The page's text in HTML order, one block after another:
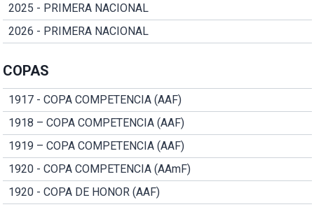
2025 - PRIMERA NACIONAL
2026 - PRIMERA NACIONAL
COPAS
1917 - COPA COMPETENCIA (AAF)
1918 – COPA COMPETENCIA (AAF)
1919 – COPA COMPETENCIA (AAF)
1920 - COPA COMPETENCIA (AAmF)
1920 - COPA DE HONOR (AAF)